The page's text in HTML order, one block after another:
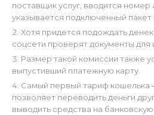
поставщик услуг, вводится номер
указывается подключенный пакет
Хотя придется подождать
соцсети проверят документы для
Размер такой комиссии также
выпустивший платежную карту.
Самый первый тариф кошелька
позволяет переводить деньги
выводить средства на банковскую